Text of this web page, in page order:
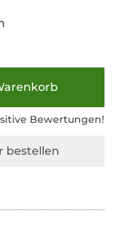
Bewertungen!